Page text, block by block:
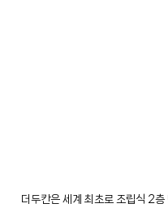
더두칸은 세계 최초로 조립식 2